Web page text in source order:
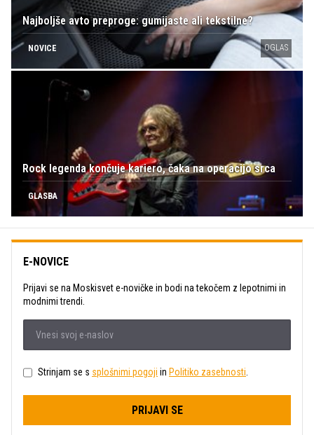
Najboljše avto preproge: gumijaste ali tekstilne?
NOVICE OGLAS
Rock legenda končuje kariero, čaka na operacijo srca
GLASBA
E-NOVICE
Prijavi se na Moskisvet e-novičke in bodi na tekočem z lepotnimi in
modnimi trendi.
Strinjam se s splošnimi pogoji in Politiko zasebnosti
PRIJAVI SE